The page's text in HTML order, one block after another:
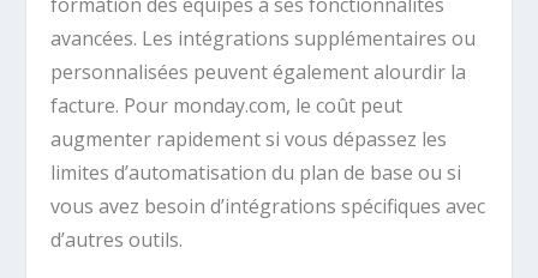
avancées. Les intégrations supplémentaires ou
personnalisées peuvent également alourdir la
facture. Pour monday.com, le coût peut
augmenter rapidement si vous dépassez les
limites d’automatisation du plan de base ou si
vous avez besoin d’intégrations spécifiques avec
d’autres outils.